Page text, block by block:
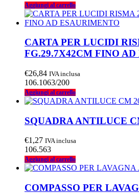
Aggiungi al carrello
CARTA PER LUCIDI
FG.29.7X42CM FINO
€26,84 IVA inclusa
106.1063/200
Aggiungi al carrello
SQUADRA ANTILUCE
€1,27 IVA inclusa
106.563
Aggiungi al carrello
COMPASSO PER